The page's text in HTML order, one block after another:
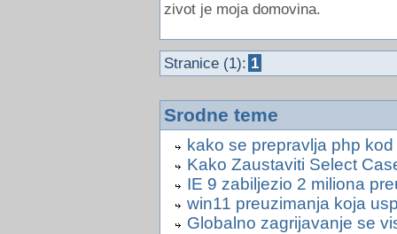
zivot je moja domovina.
Stranice (1): 1
Srodne teme
kako se prepravlja php
Kako Zaustaviti Select
IE 9 zabiljezio 2 miliona
win11 preuzimanja koja
Globalno zagrijavanje se